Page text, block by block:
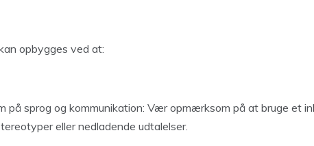
opbygges ved at:
på sprog og kommunikation: Vær opmærksom på at bruge et
eller nedladende udtalelser.